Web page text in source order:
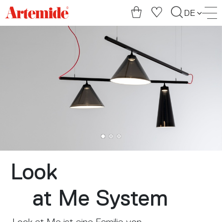
Artemide
home
page
DE
Look
at Me System